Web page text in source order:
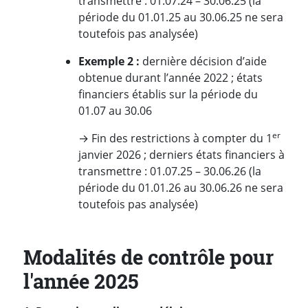
période du 01.01.25 au 30.06.25 ne sera
toutefois pas analysée)
Exemple 2 : dernière décision d’aide
obtenue durant l’année 2022 ; états
financiers établis sur la période du
01.07 au 30.06
→ Fin des restrictions à compter du 1er
janvier 2026 ; derniers états financiers à
transmettre : 01.07.25 – 30.06.26 (la
période du 01.01.26 au 30.06.26 ne sera
toutefois pas analysée)
Modalités de contrôle pour
l'année 2025